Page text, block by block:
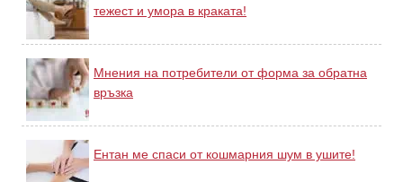
тежест и умора в краката!
Мнения на потребители от форма за обратна
връзка
Ентан ме спаси от кошмарния шум в ушите!